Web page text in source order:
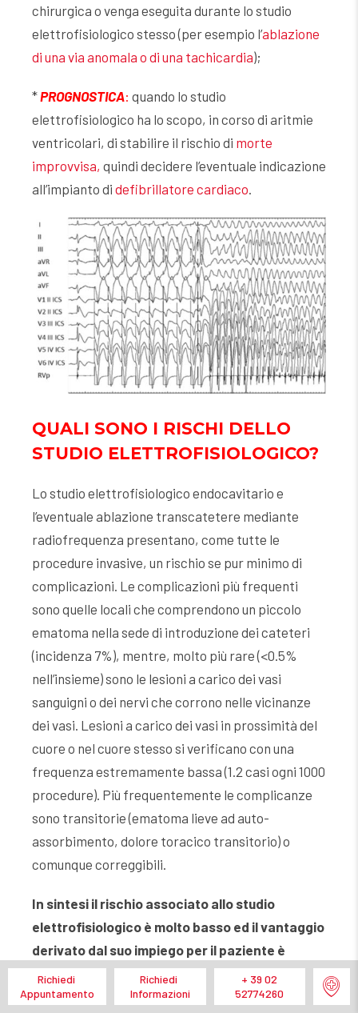
chirurgica o venga eseguita durante lo studio
elettrofisiologico stesso (per esempio l’ablazione
di una via anomala o di una tachicardia);
* PROGNOSTICA: quando lo studio
elettrofisiologico ha lo scopo, in corso di aritmie
ventricolari, di stabilire il rischio di morte
improvvisa, quindi decidere l’eventuale indicazione
all’impianto di defibrillatore cardiaco
QUALI SONO I RISCHI DELLO
STUDIO ELETTROFISIOLOGICO?
Lo studio elettrofisiologico endocavitario e
l’eventuale ablazione transcatetere mediante
radiofrequenza presentano, come tutte le
procedure invasive, un rischio se pur minimo di
complicazioni. Le complicazioni più frequenti
sono quelle locali che comprendono un piccolo
ematoma nella sede di introduzione dei cateteri
(incidenza 7%), mentre, molto più rare (<0.5%
nell’insieme) sono le lesioni a carico dei vasi
sanguigni o dei nervi che corrono nelle vicinanze
dei vasi. Lesioni a carico dei vasi in prossimità del
cuore o nel cuore stesso si verificano con una
frequenza estremamente bassa (1.2 casi ogni 1000
procedure). Più frequentemente le complicanze
sono transitorie (ematoma lieve ad auto-
assorbimento, dolore toracico transitorio) o
comunque correggibili.
In sintesi il rischio associato allo studio
elettrofisiologico è molto basso ed il vantaggio
derivato dal suo impiego per il paziente è
notevole.
Richiedi
Appuntamento
Richiedi
Informazioni
+ 39 02
52774260